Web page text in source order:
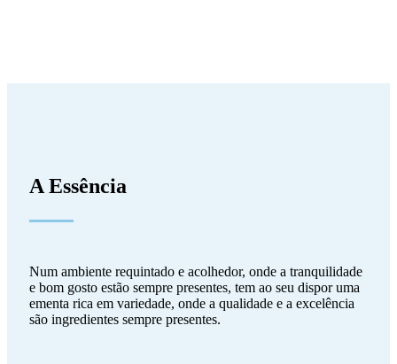
A Essência
Num ambiente requintado e acolhedor, onde a tranquilidade
e bom gosto estão sempre presentes, tem ao seu dispor uma
ementa rica em variedade, onde a qualidade e a excelência
são ingredientes sempre presentes.